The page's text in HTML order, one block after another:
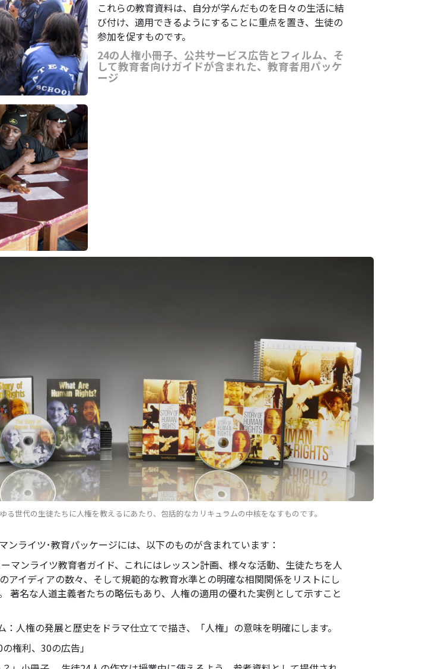
これらの教育資料は、自分が学んだものを日々の生活に結
び付け、適用できるようにすることに重点を置き、生徒の
参加を促すものです。
24の人権小冊子、公共サービス広告とフィルム、そ
して教育者向けガイドが含まれた、教育者用パッケ
ージ
る世代の生徒たちに人権を教えるにあたり、包括的なカリキュラムの中核をなすものです。
ンライツ･教育パッケージには、以下のものが含まれています：
マンライツ教育者ガイド、これにはレッスン計画、様々な活動、生徒たちを人
アイディアの数々、そして規範的な教育水準との明確な相関関係をリストにし
著名な人道主義者たちの略伝もあり、人権の適用の優れた実例として示すこと
：人権の発展と歴史をドラマ仕立てで描き、「人権」の意味を明確にします。
権利、30の広告」